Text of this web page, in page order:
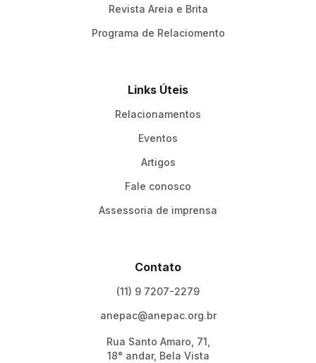
Revista Areia e Brita
Programa de Relaciomento
Links Úteis
Relacionamentos
Eventos
Artigos
Fale conosco
Assessoria de imprensa
Contato
(11) 9 7207-2279
anepac@anepac.org.br
Rua Santo Amaro, 71,
18° andar, Bela Vista